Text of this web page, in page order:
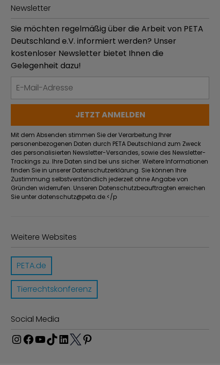
Newsletter
Sie möchten regelmäßig über die Arbeit von PETA
Deutschland e.V. informiert werden? Unser
kostenloser Newsletter bietet Ihnen die
Gelegenheit dazu!
Mit dem Absenden stimmen Sie der Verarbeitung Ihrer
personenbezogenen Daten durch PETA Deutschland zum Zweck
des personalisierten Newsletter-Versandes, sowie des Newsletter-
Trackings zu. Ihre Daten sind bei uns sicher. Weitere Informationen
finden Sie in unserer Datenschutzerklärung. Sie können Ihre
Zustimmung selbstverständlich jederzeit ohne Angabe von
Gründen widerrufen. Unseren Datenschutzbeauftragten erreichen
Sie unter datenschutz@peta.de.</p
Weitere Websites
PETA.de
Tierrechtskonferenz
Social Media
I
F
Y
T
L